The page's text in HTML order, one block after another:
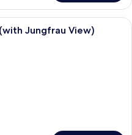
Une chambre d’hôtel avec un lit, un
Jungfrau View)